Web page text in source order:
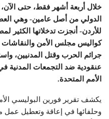
خلال أربعة أشهر فقط، حتى
الدولي من أصل عامين- وهي
للأردن- أنجزت تدخلاتها الكثير
كواليس مجلس الأمن والنقاشات
جرائم الحرب وقتل المدنيين،
عنقودية ضد التجمعات المدنية
الأمم المتحدة.
يكشف تقرير فورين البوليسي
وحلفائها في إعاقة وتعطيل عمل